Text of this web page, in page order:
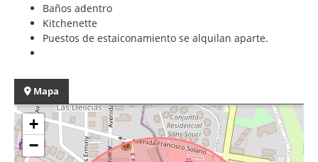
Baños adentro
Kitchenette
Puestos de estaiconamiento se alquilan aparte.
Mapa
+
−